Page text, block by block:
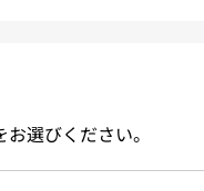
選びください。